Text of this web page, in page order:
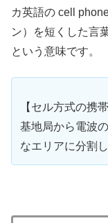
カ英語の cell
ン）を短くした言
という意味です。
【セル方式の携
基地局から電波
なエリアに分割